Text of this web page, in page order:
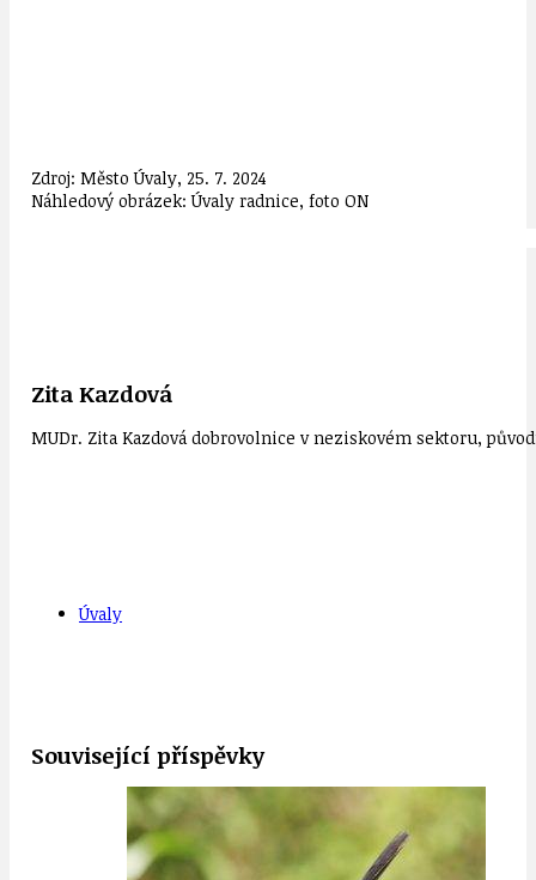
Zdroj: Město Úvaly, 25. 7. 2024
Náhledový obrázek: Úvaly radnice, foto ON
Zita Kazdová
MUDr. Zita Kazdová dobrovolnice v neziskovém sektoru,
Úvaly
Související příspěvky